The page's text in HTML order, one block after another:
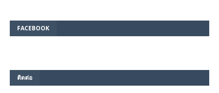
FACEBOOK
ติดต่อ